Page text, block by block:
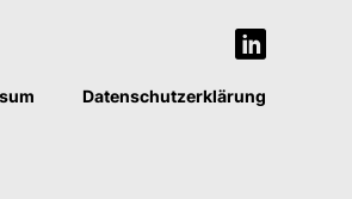
Datenschutzerklärung